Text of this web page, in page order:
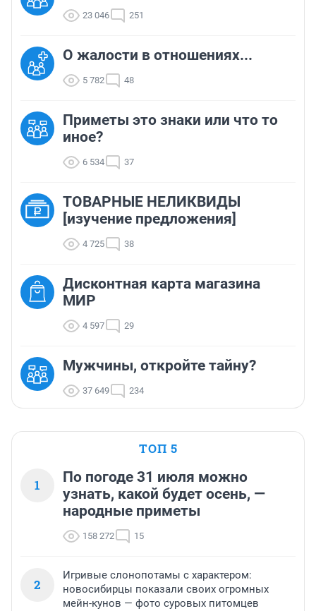
23 046 251
О жалости в отношениях...
5 782 48
Приметы это знаки или что то
иное?
6 534 37
ТОВАРНЫЕ НЕЛИКВИДЫ
[изучение предложения]
4 725 38
Дисконтная карта магазина
МИР
4 597 29
Мужчины, откройте тайну?
37 649 234
ТОП 5
1
По погоде 31 июля можно
узнать, какой будет осень, —
народные приметы
158 272 15
2
Игривые слонопотамы с характером:
новосибирцы показали своих огромных
мейн-кунов — фото суровых питомцев